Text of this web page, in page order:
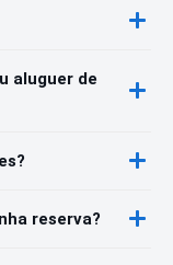
aluguer de
reserva?